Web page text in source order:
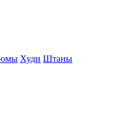
Худи Штаны